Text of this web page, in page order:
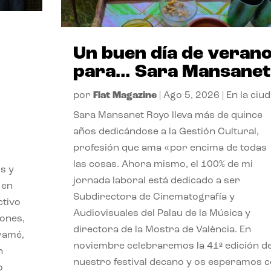
y
Un buen día de
para… Sara Mansanet
por Flat Magazine| Ago 5, 2026 En la
Sara Mansanet Royo lleva más de quince
años dedicándose a la Gestión Cultural,
profesión que ama «por encima de todas
las cosas. Ahora mismo, el 100% de mi
jornada laboral está dedicado a ser
Subdirectora de Cinematografía y
Audiovisuales del Palau de la Música y
directora de la Mostra de València. En
noviembre celebraremos la 41ª edición
nuestro festival decano y os esperamos